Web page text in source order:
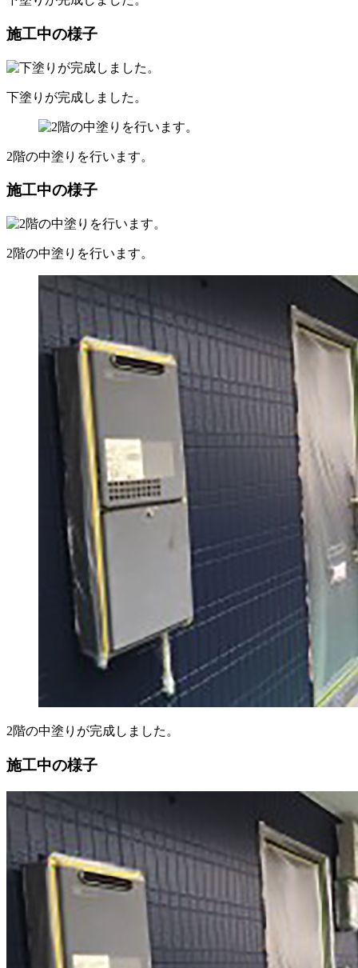
施工中の様子
下塗りが完成しました。
2階の中塗りを行います。
施工中の様子
2階の中塗りを行います。
2階の中塗りが完成しました。
施工中の様子